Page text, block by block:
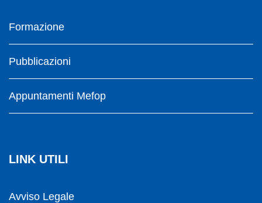
Formazione
Pubblicazioni
Appuntamenti Mefop
LINK UTILI
Avviso Legale